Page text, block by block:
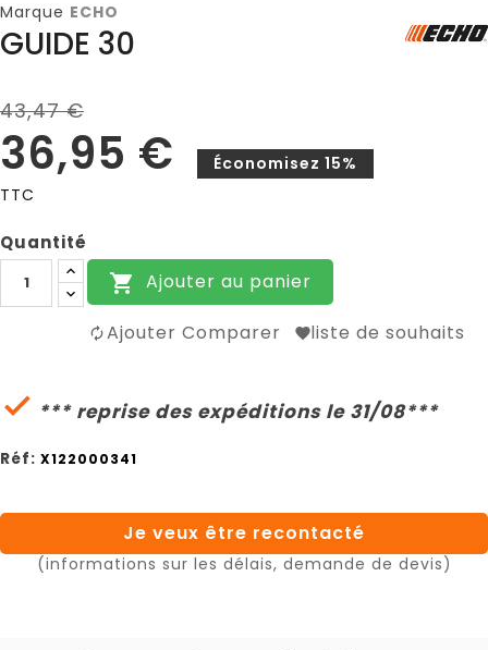
Marque ECHO
GUIDE 30
43,47 €
36,95 €
Économisez 15%
TTC
Quantité
 Ajouter au panier
Ajouter Comparer liste de souhaits
 *** reprise des expéditions le 31/08***
Réf: X122000341
Je veux être recontacté
(informations sur les délais, demande de devis)